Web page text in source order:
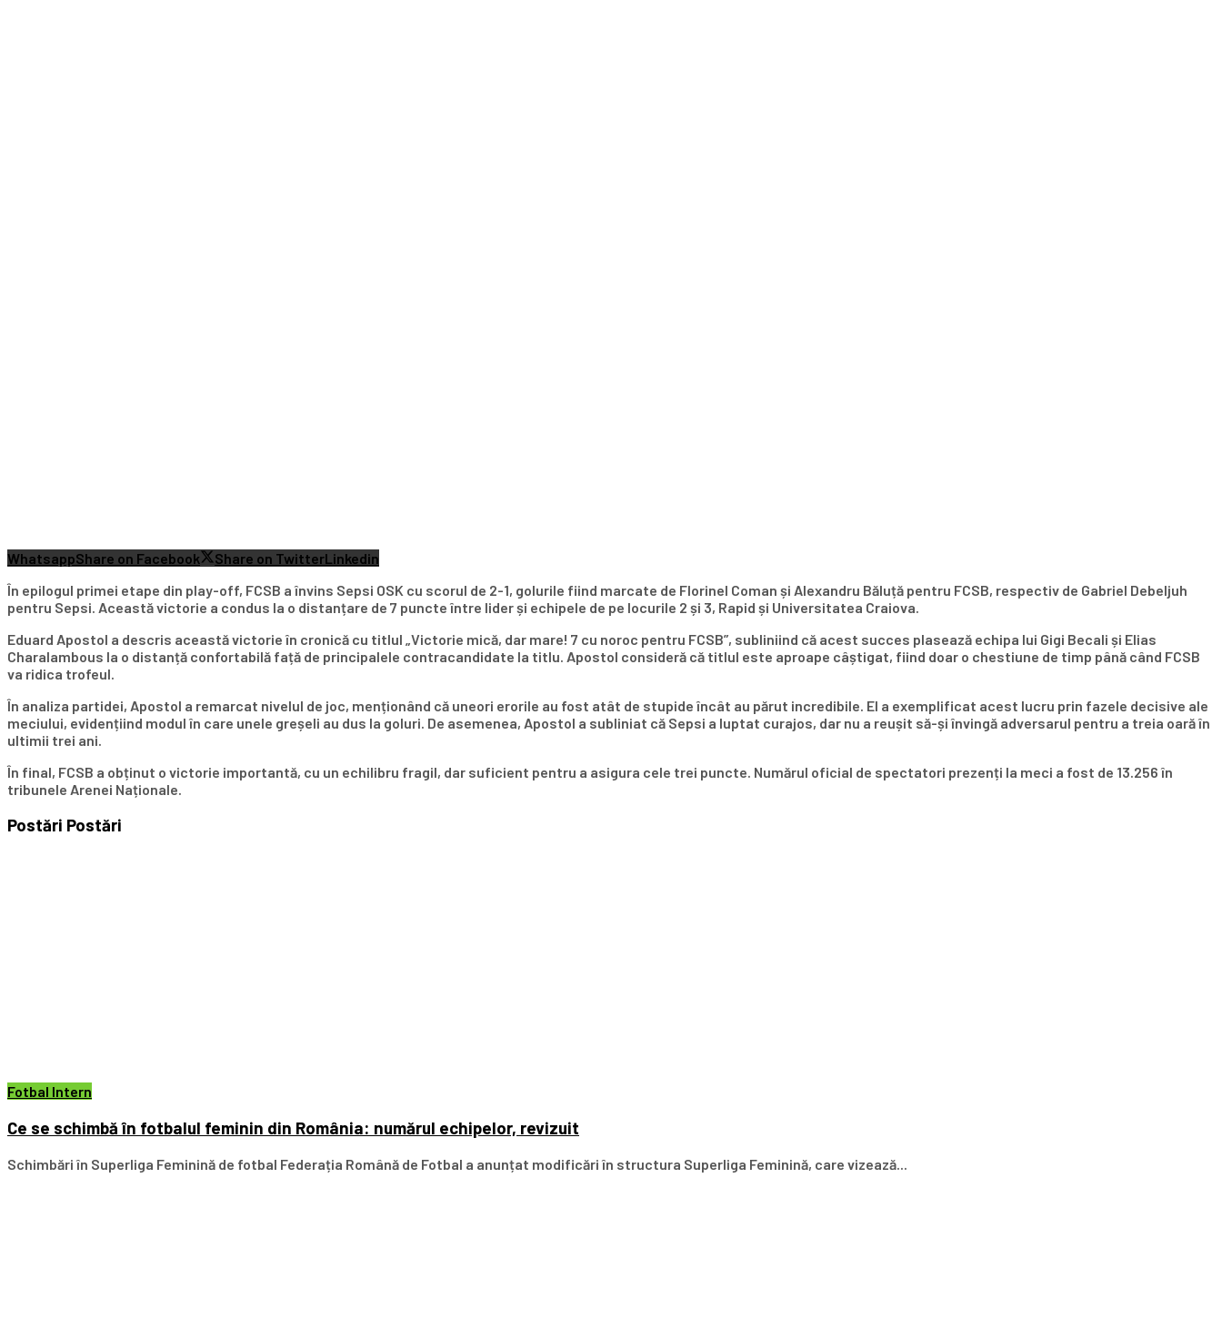
WhatsappShare on Facebook Share on TwitterLinkedin
În epilogul primei etape din play-off, FCSB a învins Sepsi OSK cu scorul de 2-1, golurile fiind marcate de Florinel Coman și Alexandru Băluță pentru FCSB, respectiv de Gabriel Debeljuh
pentru Sepsi. Această victorie a condus la o distanțare de 7 puncte între lider și echipele de pe locurile 2 și 3, Rapid și Universitatea Craiova.
Eduard Apostol a descris această victorie în cronică cu titlul „Victorie mică, dar mare! 7 cu noroc pentru FCSB”, subliniind că acest succes plasează echipa lui Gigi Becali și Elias
Charalambous la o distanță confortabilă față de principalele contracandidate la titlu. Apostol consideră că titlul este aproape câștigat, fiind doar o chestiune de timp până când FCSB
va ridica trofeul.
În analiza partidei, Apostol a remarcat nivelul de joc, menționând că uneori erorile au fost atât de stupide încât au părut incredibile. El a exemplificat acest lucru prin fazele decisive ale
meciului, evidențiind modul în care unele greșeli au dus la goluri. De asemenea, Apostol a subliniat că Sepsi a luptat curajos, dar nu a reușit să-și învingă adversarul pentru a treia oară în
ultimii trei ani.
În final, FCSB a obținut o victorie importantă, cu un echilibru fragil, dar suficient pentru a asigura cele trei puncte. Numărul oficial de spectatori prezenți la meci a fost de 13.256 în
tribunele Arenei Naționale.
Postări Postări
Fotbal Intern
Ce se schimbă în fotbalul feminin din România: numărul echipelor, revizuit
Schimbări în Superliga Feminină de fotbal Federația Română de Fotbal a anunțat modificări în structura Superliga Feminină, care vizează...